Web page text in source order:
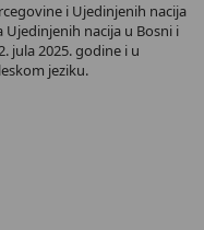
i Ujedinjenih nacija
nacija u Bosni i
jula 2025. godine i u
jeziku.